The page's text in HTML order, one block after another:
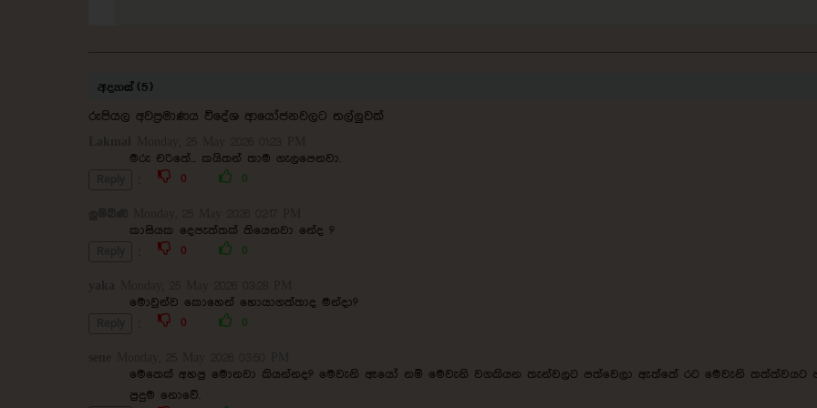
අදහස් (5)
රුපියල අවප්‍රමාණය විදේශ ආයෝජනවලට තල්ලුවක්
මරු චරිතේ... කයිතන් තාම ගැලපෙනවා.
0 0
කාසියක දෙපැත්තක් තියෙනවා නේද ?
0 0
මොවුන්ව කොහෙන් හොයාගත්තාද මන්දා?
0 0
මෙතෙක් අහපු මොනවා කියන්නද? මෙවැනි ඈයෝ නම් මෙවැනි වගකියන තැන්වලට පත්වෙලා ඇත්තේ රට මෙවැනි තත්ත්වයට
පුදුම නොවේ.